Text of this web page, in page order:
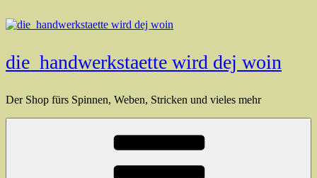
Inhalt
die_handwerkstaette wird dej woin
Der Shop fürs Spinnen, Weben, Stricken und vieles mehr